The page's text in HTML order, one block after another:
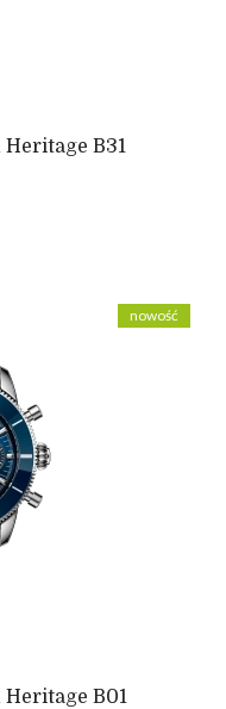
B31
B01
nowość